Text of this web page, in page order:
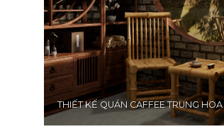
THIẾT KẾ QUÁN CAFFEE TRUNG HOA